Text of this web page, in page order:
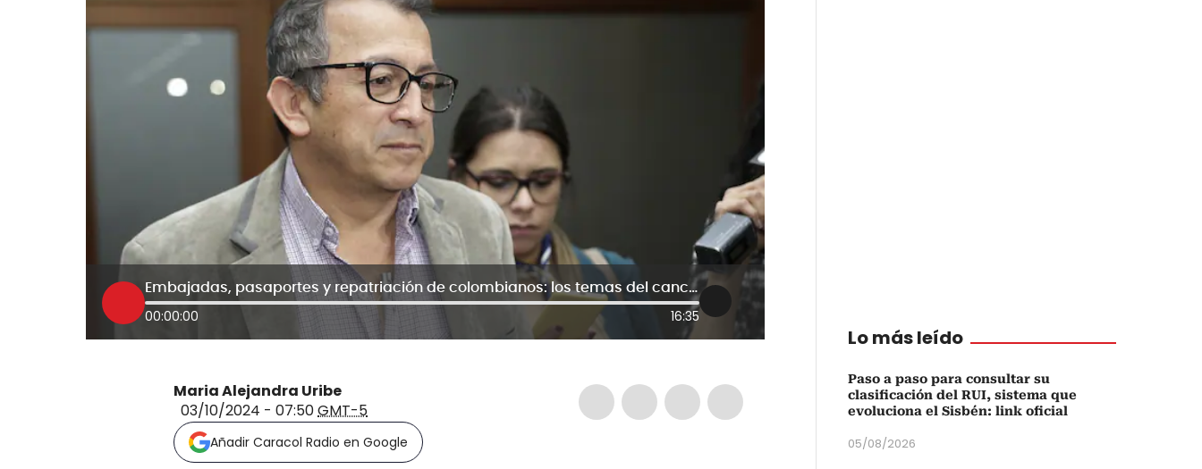
Embajadas, pasaportes y repatriación de colombianos: los temas del canciller en La W
00:00:00 16:35
Maria Alejandra Uribe
03/10/2024 - 07:50GMT-5
Añadir Caracol Radio en Google
Lo más leído
Paso a paso para consultar su
clasificación del RUI, sistema que
evoluciona el Sisbén: link oficial
05/08/2026